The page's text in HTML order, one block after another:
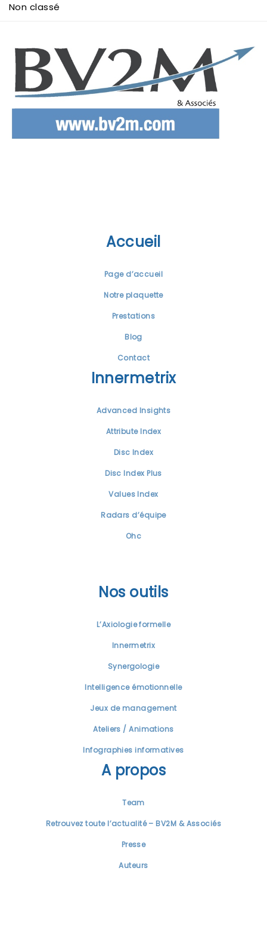
Non classé
Accueil
Page d’accueil
Notre plaquette
Prestations
Blog
Contact
Innermetrix
Advanced Insights
Attribute Index
Disc Index
Disc Index Plus
Values Index
Radars d’équipe
Ohc
Nos outils
L’Axiologie formelle
Innermetrix
Synergologie
Intelligence émotionnelle
Jeux de management
Ateliers / Animations
Infographies informatives
A propos
Team
Retrouvez toute l’actualité – BV2M & Associés
Presse
Auteurs